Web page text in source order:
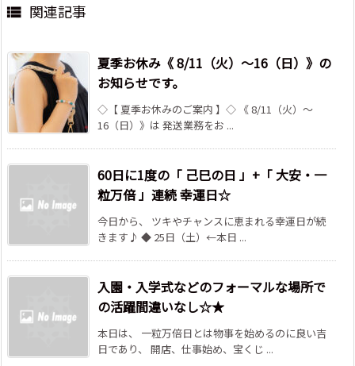
 関連記事
夏季お休み《 8/11（火）～16（日）》の
お知らせです。
◇【 夏季お休みのご案内 】◇ 《 8/11（火）～
16（日）》は 発送業務をお ...
60日に1度の「 己巳の日 」+「 大安・一
粒万倍 」連続 幸運日☆
今日から、 ツキやチャンスに恵まれる幸運日が続
きます♪ ◆ 25日（土）←本日 ...
入園・入学式などのフォーマルな場所で
の活躍間違いなし☆★
本日は、 一粒万倍日とは物事を始めるのに良い吉
日であり、 開店、仕事始め、宝くじ ...